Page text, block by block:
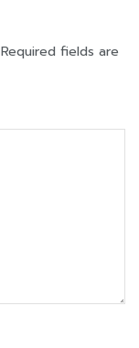
Required fields are